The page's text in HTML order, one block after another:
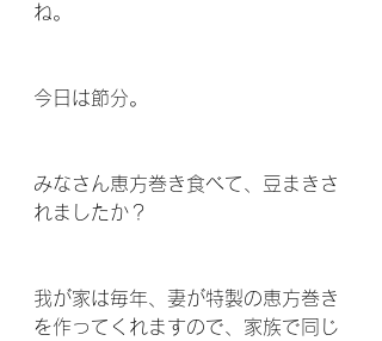
ね。
今日は節分。
みなさん恵方巻き食べて、豆まきさ
れましたか？
我が家は毎年、妻が特製の恵方巻き
を作ってくれますので、家族で同じ